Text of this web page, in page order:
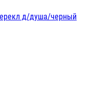
д/душа/черный